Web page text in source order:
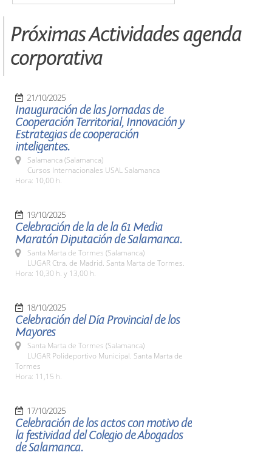
Próximas Actividades agenda
corporativa
21/10/2025
Inauguración de las Jornadas de
Cooperación Territorial, Innovación y
Estrategias de cooperación
inteligentes.
Salamanca (Salamanca)
Cursos Internacionales USAL Salamanca
Hora: 10,00 h.
19/10/2025
Celebración de la de la 61 Media
Maratón Diputación de Salamanca.
Santa Marta de Tormes (Salamanca)
LUGAR Ctra. de Madrid. Santa Marta de Tormes.
Hora: 10,30 h. y 13,00 h.
18/10/2025
Celebración del Día Provincial de los
Mayores
Santa Marta de Tormes (Salamanca)
LUGAR Polideportivo Municipal. Santa Marta de
Tormes
Hora: 11,15 h.
17/10/2025
Celebración de los actos con motivo de
la festividad del Colegio de Abogados
de Salamanca.